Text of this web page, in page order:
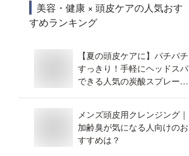
美容・健康 × 頭皮ケアの人気おす
すめランキング
【夏の頭皮ケアに】パチパチ
すっきり！手軽にヘッドスパ
できる人気の炭酸スプレーを
メンズ頭皮用クレンジング｜
加齢臭が気になる人向けのお
すすめは？